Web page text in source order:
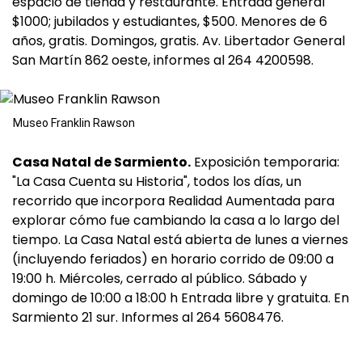
$1000; jubilados y estudiantes, $500. Menores de 6
años, gratis. Domingos, gratis. Av. Libertador General
San Martín 862 oeste, informes al 264 4200598.
Museo Franklin Rawson
Casa Natal de Sarmiento. Exposición temporaria:
"La Casa Cuenta su Historia", todos los días, un
recorrido que incorpora Realidad Aumentada para
explorar cómo fue cambiando la casa a lo largo del
tiempo. La Casa Natal está abierta de lunes a viernes
(incluyendo feriados) en horario corrido de 09:00 a
19:00 h. Miércoles, cerrado al público. Sábado y
domingo de 10:00 a 18:00 h Entrada libre y gratuita. En
Sarmiento 21 sur. Informes al 264 5608476.